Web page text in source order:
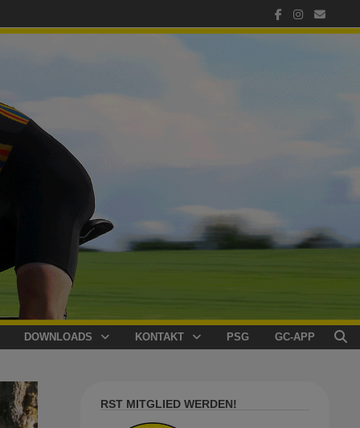
DOWNLOADS KONTAKT PSG GC-APP
RST MITGLIED WERDEN!